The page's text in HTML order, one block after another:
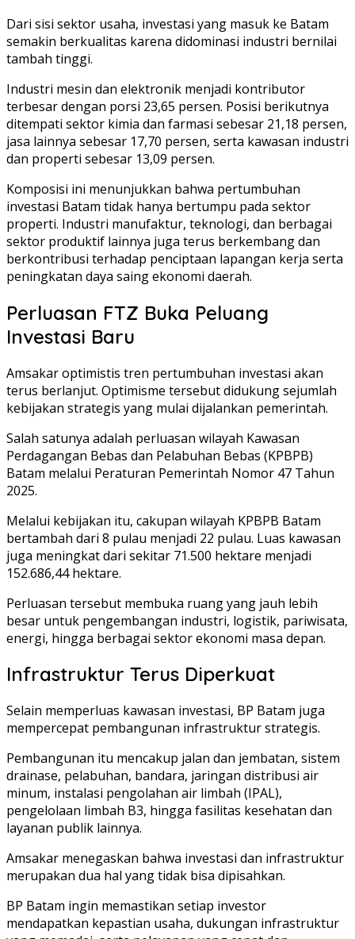
Dari sisi sektor usaha, investasi yang masuk ke Batam
semakin berkualitas karena didominasi industri bernilai
tambah tinggi.
Industri mesin dan elektronik menjadi kontributor
terbesar dengan porsi 23,65 persen. Posisi berikutnya
ditempati sektor kimia dan farmasi sebesar 21,18 persen,
jasa lainnya sebesar 17,70 persen, serta kawasan industri
dan properti sebesar 13,09 persen.
Komposisi ini menunjukkan bahwa pertumbuhan
investasi Batam tidak hanya bertumpu pada sektor
properti. Industri manufaktur, teknologi, dan berbagai
sektor produktif lainnya juga terus berkembang dan
berkontribusi terhadap penciptaan lapangan kerja serta
peningkatan daya saing ekonomi daerah.
Perluasan FTZ Buka Peluang
Investasi Baru
Amsakar optimistis tren pertumbuhan investasi akan
terus berlanjut. Optimisme tersebut didukung sejumlah
kebijakan strategis yang mulai dijalankan pemerintah.
Salah satunya adalah perluasan wilayah Kawasan
Perdagangan Bebas dan Pelabuhan Bebas (KPBPB)
Batam melalui Peraturan Pemerintah Nomor 47 Tahun
2025.
Melalui kebijakan itu, cakupan wilayah KPBPB Batam
bertambah dari 8 pulau menjadi 22 pulau. Luas kawasan
juga meningkat dari sekitar 71.500 hektare menjadi
152.686,44 hektare.
Perluasan tersebut membuka ruang yang jauh lebih
besar untuk pengembangan industri, logistik, pariwisata,
energi, hingga berbagai sektor ekonomi masa depan.
Infrastruktur Terus Diperkuat
Selain memperluas kawasan investasi, BP Batam juga
mempercepat pembangunan infrastruktur strategis.
Pembangunan itu mencakup jalan dan jembatan, sistem
drainase, pelabuhan, bandara, jaringan distribusi air
minum, instalasi pengolahan air limbah (IPAL),
pengelolaan limbah B3, hingga fasilitas kesehatan dan
layanan publik lainnya.
Amsakar menegaskan bahwa investasi dan infrastruktur
merupakan dua hal yang tidak bisa dipisahkan.
BP Batam ingin memastikan setiap investor
mendapatkan kepastian usaha, dukungan infrastruktur